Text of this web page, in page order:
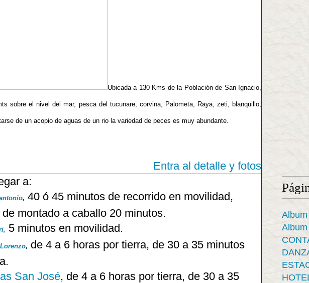
Ubicada a 130 Kms de la Población de San Ignacio,
sobre el nivel del mar, pesca del tucunare, corvina, Palometa, Raya, zeti, blanquillo,
de un acopio de aguas de un rio la variedad de peces es muy abundante.
Entra al detalle y fotos
a:
, 40 ó 45 minutos de recorrido en movilidad,
montado a caballo 20 minutos.
5 minutos en movilidad.
, de 4 a 6 horas por tierra, de 30 a 35 minutos
San José, de 4 a 6 horas por tierra, de 30 a 35